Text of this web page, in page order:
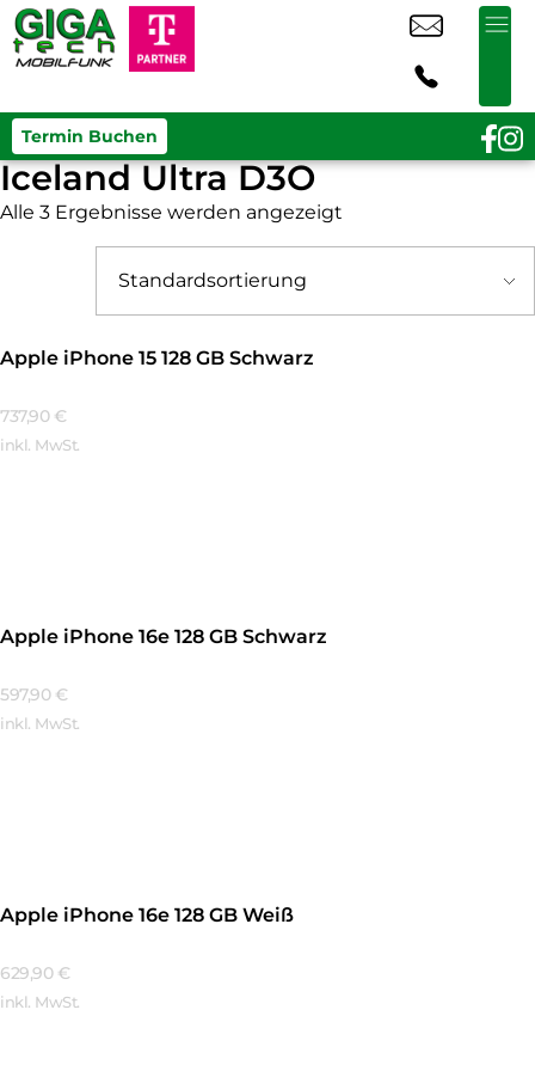
Termin Buchen
Iceland Ultra D3O
Alle 3 Ergebnisse werden angezeigt
Apple iPhone 15 128 GB Schwarz
737,90 €
inkl. MwSt.
Apple iPhone 16e 128 GB Schwarz
597,90 €
inkl. MwSt.
Apple iPhone 16e 128 GB Weiß
629,90 €
inkl. MwSt.